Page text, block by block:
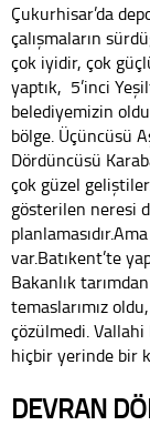
Çukurhisar’da
çalışmaların
çok iyidir, çok
yaptık, 5’inci
belediyemizin
bölge. Üçüncüsü
Dördüncüsü
çok güzel
gösterilen neresi
var.Batıkent’te
Bakanlık
temaslarımız
çözülmedi. Vallahi
hiçbir yerinde bir
DEVRAN